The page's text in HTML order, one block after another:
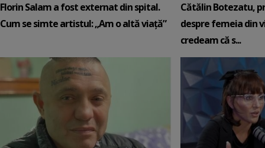
Florin Salam a fost externat din spital.
Cum se simte artistul: „Am o altă viață”
Cătălin Botezatu,
despre femeia din
credeam că s...